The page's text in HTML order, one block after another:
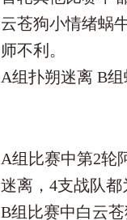
云苍狗小情绪蜗
师不利。
A组扑朔迷离 B
A组比赛中第2轮
迷离，4支战队
B组比赛中白云